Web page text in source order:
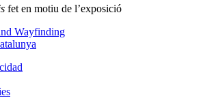
fet en motiu de l’exposició
Wayfinding